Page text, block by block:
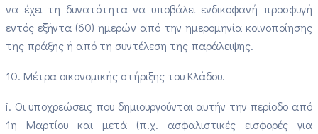
να έχει τη δυνατότητα να υποβάλει ενδικοφανή προσφυγή
εντός εξήντα (60) ημερών από την ημερομηνία κοινοποίησης
της πράξης ή από τη συντέλεση της παράλειψης.
10. Μέτρα οικονομικής στήριξης του Κλάδου.
i. Οι υποχρεώσεις που δημιουργούνται αυτήν την περίοδο από
1η Μαρτίου και μετά (π.χ. ασφαλιστικές εισφορές για